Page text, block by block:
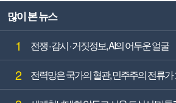
많이 본 뉴스
1 전쟁 · 감시 · 거짓정보, AI의 어두운 얼굴
2 전력망은 국가의 혈관, 민주주의 전류